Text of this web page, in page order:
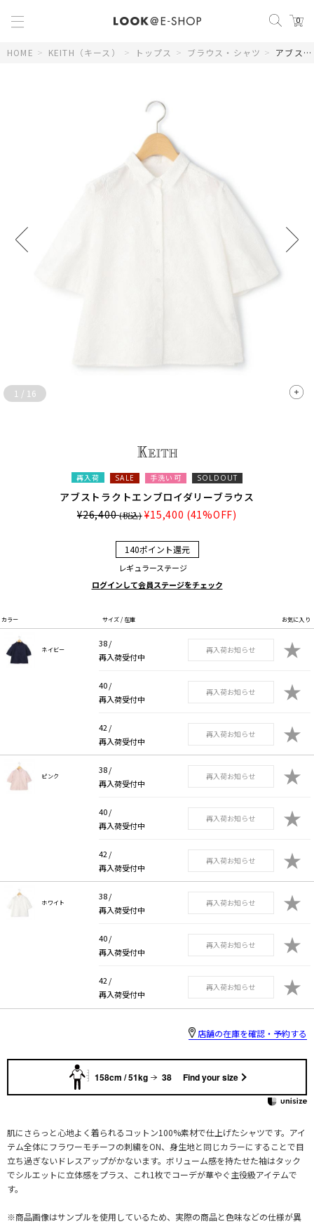
0
HOME > KEITH（キース） > トップス > ブラウス・シャツ > アブストラクトエンブロイダリーブラウス
1 / 16
再入荷 SALE 手洗い可 SOLDOUT
アブストラクトエンブロイダリーブラウス
¥26,400(税込) ¥15,400 (41%OFF)
140ポイント還元
レギュラーステージ
ログインして会員ステージをチェック
カラー サイズ / 在庫 お気に入り
ネイビー
38 /
再入荷受付中
再入荷お知らせ ★
40 /
再入荷受付中
再入荷お知らせ ★
42 /
再入荷受付中
再入荷お知らせ ★
ピンク
38 /
再入荷受付中
再入荷お知らせ ★
40 /
再入荷受付中
再入荷お知らせ ★
42 /
再入荷受付中
再入荷お知らせ ★
ホワイト
38 /
再入荷受付中
再入荷お知らせ ★
40 /
再入荷受付中
再入荷お知らせ ★
42 /
再入荷受付中
再入荷お知らせ ★
店舗の在庫を確認・予約する
158cm / 51kg 38 Find your size
肌にさらっと心地よく着られるコットン100%素材で仕上げたシャツです。アイ
テム全体にフラワーモチーフの刺繍をON、身生地と同じカラーにすることで目
立ち過ぎないドレスアップがかないます。ボリューム感を持たせた袖はタック
でシルエットに立体感をプラス、これ1枚でコーデが華やぐ主役級アイテムで
す。
※商品画像はサンプルを使用しているため、実際の商品と色味などの仕様が異